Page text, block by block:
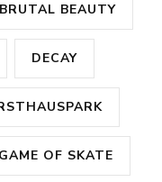
BRUTAL BEAUTY
DECAY
GAME OF SKATE